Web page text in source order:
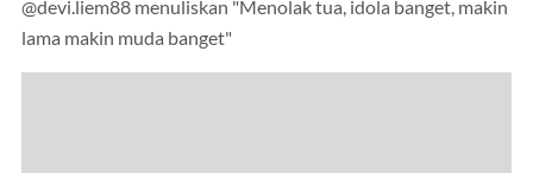
@devi.liem88 menuliskan "Menolak tua, idola banget, makin
lama makin muda banget"